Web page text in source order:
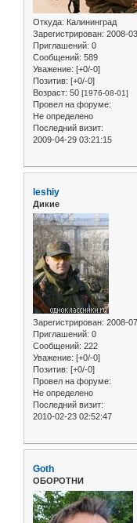
Откуда: Калининград
Зарегистрирован: 2008-
Приглашений: 0
Сообщений: 589
Уважение: [+0/-0]
Позитив: [+0/-0]
Возраст: 50 [1976-08-01]
Провел на форуме:
Не определено
Последний визит:
2009-04-29 03:21:15
leshiy
Дикие
Зарегистрирован: 2008-
Приглашений: 0
Сообщений: 222
Уважение: [+0/-0]
Позитив: [+0/-0]
Провел на форуме:
Не определено
Последний визит:
2010-02-23 02:52:47
Goth
ОБОРОТНИ